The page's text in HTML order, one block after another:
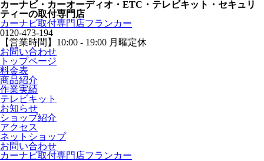
カーナビ・カーオーディオ・ETC・テレビキット・セキュリ
ティーの取付専門店
カーナビ取付専⾨店フランカー
0120-473-194
【営業時間】 10:00 - 19:00 月曜定休
お問い合わせ
トップページ
料金表
商品紹介
作業実績
テレビキット
お知らせ
ショップ紹介
アクセス
ネットショップ
お問い合わせ
カーナビ取付専⾨店フランカー